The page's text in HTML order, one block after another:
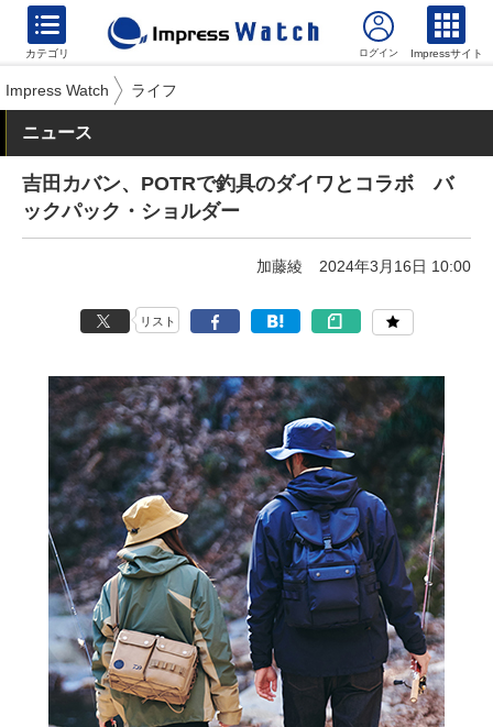
カテゴリ Impressサイト
Impress Watch ライフ
ニュース
吉田カバン、POTRで釣具のダイワとコラボ バ
ックパック・ショルダー
加藤綾 2024年3月16日 10:00
リスト